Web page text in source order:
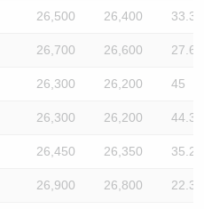
26,500 26,400 33.3
26,700 26,600 27.6
26,300 26,200 45
26,300 26,200 44.3
26,450 26,350 35.2
26,900 26,800 22.3